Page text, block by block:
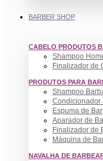
BARBER SHOP
CABELO PRODUTOS
Shampoo
Finalizador de
PRODUTOS PARA
Shampoo
Condicionador
Espuma de
Aparador de
Finalizador de
Máquina de
NAVALHA DE